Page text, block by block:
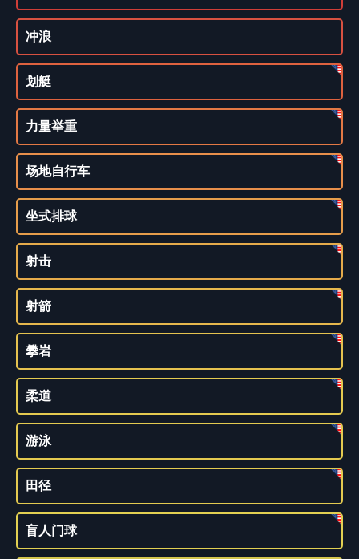
冲浪
划艇
力量举重
场地自行车
坐式排球
射击
射箭
攀岩
柔道
游泳
田径
盲人门球